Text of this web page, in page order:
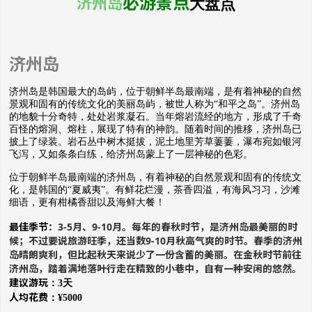
大盘点
济州岛
济州岛是韩国最大的岛屿，位于朝鲜半岛最南端，是有着神秘的自然
景观和固有的传统文化的美丽岛屿，被世人称为“和平之岛”。济州岛
的地貌十分奇特，处处岩浆凝石。当年熔岩流经的地方，形成了千奇
百怪的熔洞、熔柱，展现了特有的神韵。随着时间的推移，济州岛已
披上了绿装。岩石丛中树木挺拔，泥土地里芳草萋萋，瀑布宛如银河
飞泻，又如条条白练，给济州岛蒙上了一层神秘的色彩。
位于朝鲜半岛最南端的济州岛，有着神秘的自然景观和固有的传统文
化，是韩国的“夏威夷”。有鲜花烂漫，茶香四溢，有海风习习，沙滩
细语，更有柑橘香甜以及海鲜大餐！
最佳季节：3-5月、9-10月。每年的春秋时节，是济州岛最美丽的时
候；不过要说旅游旺季，还当数9-10月秋高气爽的时节。春季的济州
岛晴朗爽利，但比起秋天来说少了一份含蓄的美丽。在金秋时节前往
济州岛，踏着满地落叶行走在精致的小巷中，自有一种安闲的悠然。
建议游玩 ：3天
人均花费 ：¥5000